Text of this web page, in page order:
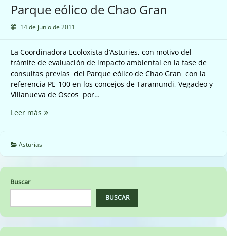
Parque eólico de Chao Gran
14 de junio de 2011
La Coordinadora Ecoloxista d’Asturies, con motivo del
trámite de evaluación de impacto ambiental en la fase de
consultas previas del Parque eólico de Chao Gran con la
referencia PE-100 en los concejos de Taramundi, Vegadeo y
Villanueva de Oscos por…
Leer más Parque
Chao
Gran
Asturias
Buscar
BUSCAR